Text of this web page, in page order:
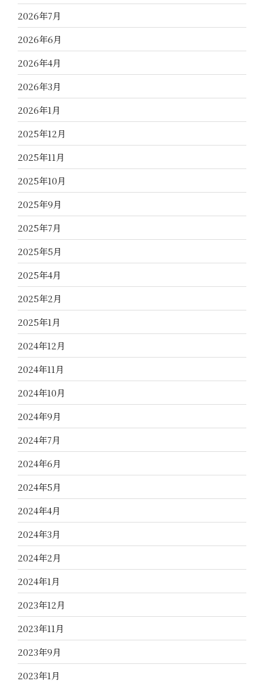
2026年7月
2026年6月
2026年4月
2026年3月
2026年1月
2025年12月
2025年11月
2025年10月
2025年9月
2025年7月
2025年5月
2025年4月
2025年2月
2025年1月
2024年12月
2024年11月
2024年10月
2024年9月
2024年7月
2024年6月
2024年5月
2024年4月
2024年3月
2024年2月
2024年1月
2023年12月
2023年11月
2023年9月
2023年1月